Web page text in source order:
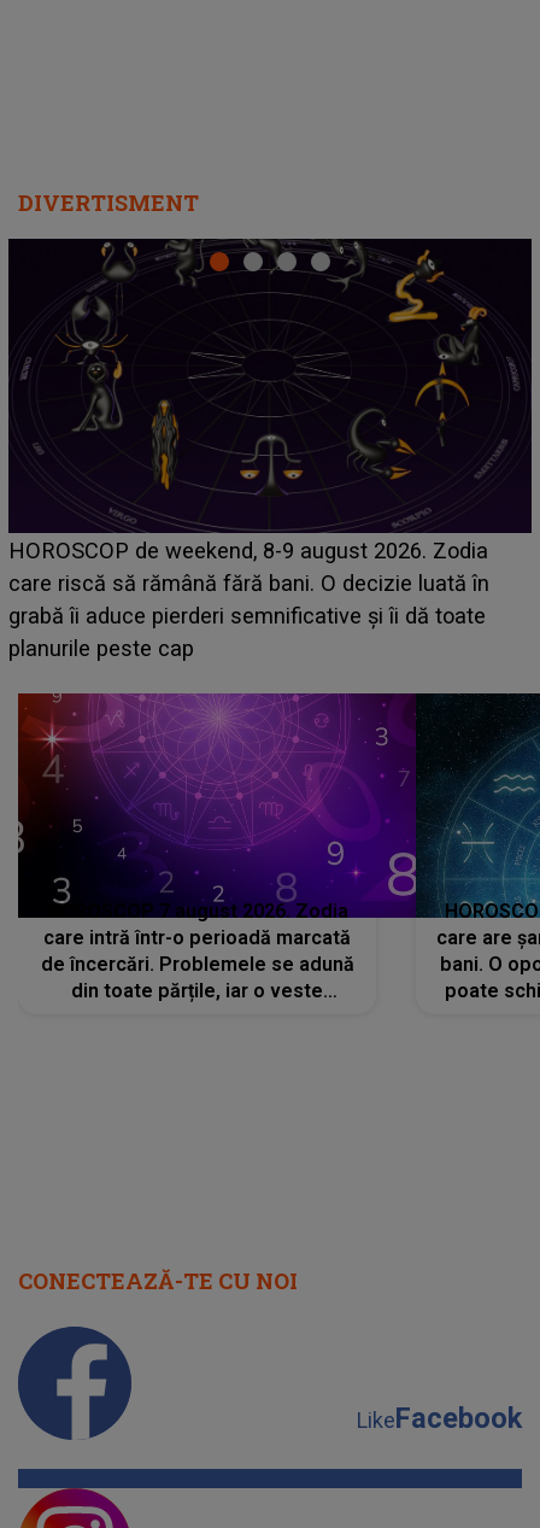
DIVERTISMENT
Emanuel a ținut ACEST DETALIU ASCUNS până
acum! În fața Alexandrei, concurentul din Casa Iubirii
face o MĂRTURISIRE NEAȘTEPTATĂ despre mama
sa: "I-am spus și ei în față, eu nu te iubesc pentru
HOROSCOP 7 august 2026. Zodia
care intră într-o perioadă marcată
de încercări. Problemele se adună
din toate părțile, iar o veste
care are
bani. O
poate
CONECTEAZĂ-TE CU NOI
LikeFacebook